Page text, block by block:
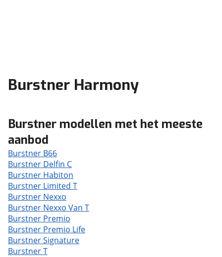
Burstner Harmony
Burstner modellen met het meeste
aanbod
Burstner B66
Burstner Delfin C
Burstner Habiton
Burstner Limited T
Burstner Nexxo
Burstner Nexxo Van T
Burstner Premio
Burstner Premio Life
Burstner Signature
Burstner T